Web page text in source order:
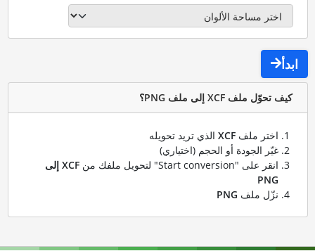
ابدأ
كيف تحوّل ملف XCF إلى ملف PNG؟
اختر ملف XCFالذي تريد تحويله
غيّر الجودة أو الحجم (اختياري)
انقر على "Start conversion" لتحويل ملفك من
XCF إلى
PNG
نزّل ملف PNG